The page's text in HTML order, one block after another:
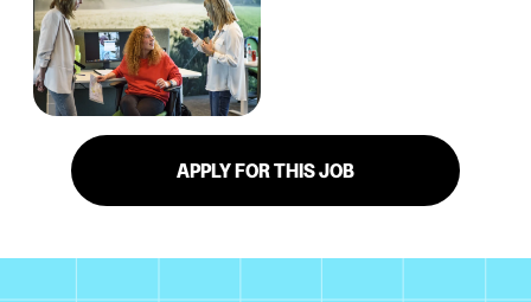
APPLY FOR THIS JOB